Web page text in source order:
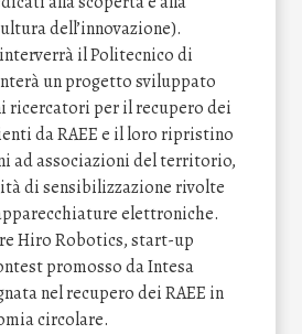
dell’innovazione).
il Politecnico di
un progetto sviluppato
ricercatori per il recupero dei
da RAEE e il loro ripristino
ad associazioni del territorio,
di sensibilizzazione rivolte
elettroniche.
Hiro Robotics, start-up
promosso da Intesa
nel recupero dei RAEE in
circolare.